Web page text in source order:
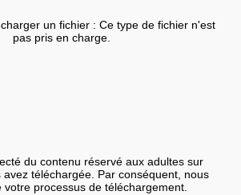
un fichier : Ce type de fichier n'est
pas pris en charge.
du contenu réservé aux adultes sur
avez téléchargée. Par conséquent, nous
votre processus de téléchargement.